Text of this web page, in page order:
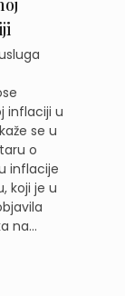
inflaciji u
se u
o
inflacije
koji je u
na...